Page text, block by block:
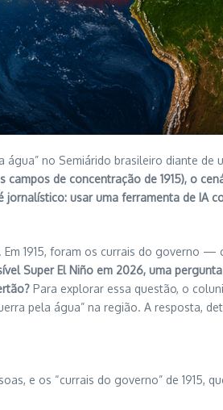
no Semiárido brasileiro diante de
de concentração de 1915), o
usar uma ferramenta de IA
1915, foram os currais do governo —
Super El Niño em 2026, uma
Para explorar essa questão, o
pela água” na região. A resposta,
e os “currais do governo” de 1915,